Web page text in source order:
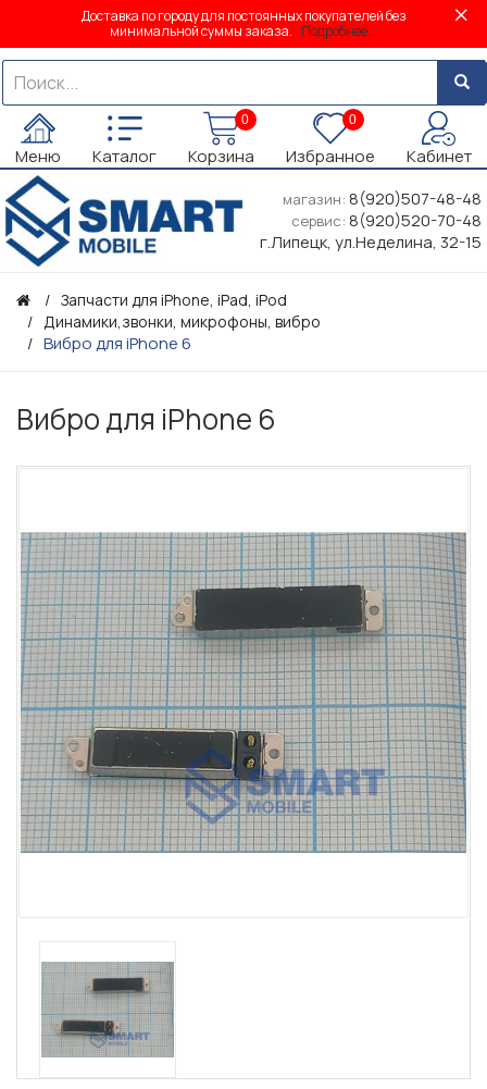
Доставка по городу для постоянных покупателей без
минимальной суммы заказа. Подробнее...
Меню Каталог
0
Корзина
0
Избранное Кабинет
магазин: 8(920)507-48-48
сервис: 8(920)520-70-48
г.Липецк, ул.Неделина, 32-15
Запчасти для iPhone, iPad, iPod
Динамики,звонки, микрофоны, вибро
Вибро для iPhone 6
Вибро для iPhone 6